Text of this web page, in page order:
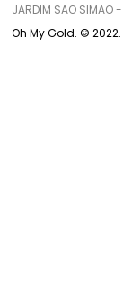
JARDIM SAO SIMAO -
Oh My Gold. ©